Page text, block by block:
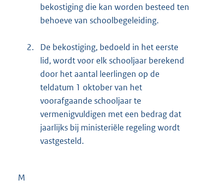
bekostiging die kan worden besteed ten
behoeve van schoolbegeleiding.
2.
De bekostiging, bedoeld in het eerste
lid, wordt voor elk schooljaar berekend
door het aantal leerlingen op de
teldatum 1 oktober van het
voorafgaande schooljaar te
vermenigvuldigen met een bedrag dat
jaarlijks bij ministeriële regeling wordt
vastgesteld.
M